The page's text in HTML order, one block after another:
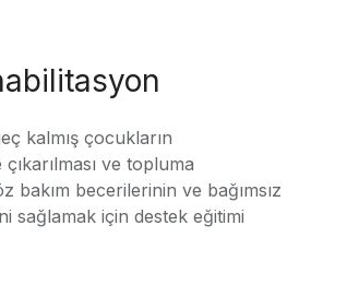
kalmış çocukların
ve topluma
bakım becerilerinin ve bağımsız
sağlamak için destek eğitimi